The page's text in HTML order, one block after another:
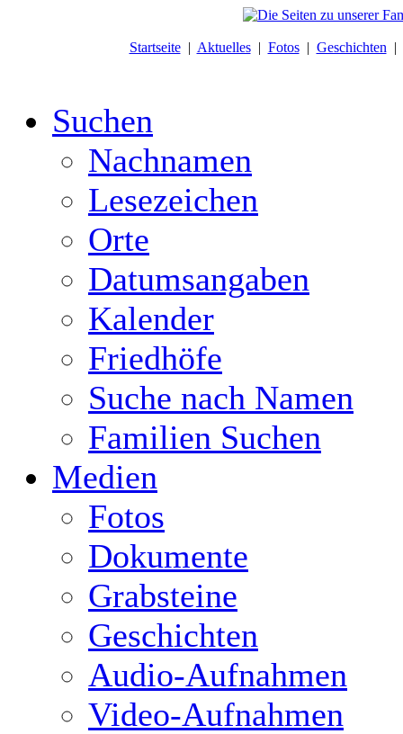
Startseite| Aktuelles| Fotos| Geschichten |
Suchen
Nachnamen
Lesezeichen
Orte
Datumsangaben
Kalender
Friedhöfe
Suche nach Namen
Familien Suchen
Medien
Fotos
Dokumente
Grabsteine
Geschichten
Audio-Aufnahmen
Video-Aufnahmen